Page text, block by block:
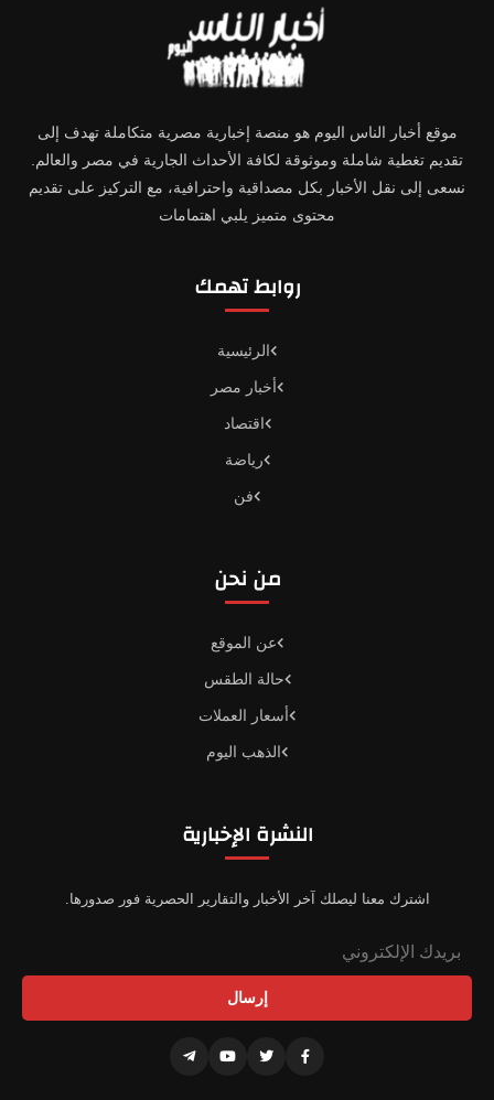
موقع أخبار الناس اليوم هو منصة إخبارية مصرية متكاملة تهدف إلى
تقديم تغطية شاملة وموثوقة لكافة الأحداث الجارية في مصر والعالم.
نسعى إلى نقل الأخبار بكل مصداقية واحترافية، مع التركيز على تقديم
محتوى متميز يلبي اهتمامات
روابط تهمك
الرئيسية
أخبار مصر
اقتصاد
رياضة
فن
من نحن
عن الموقع
حالة الطقس
أسعار العملات
الذهب اليوم
النشرة الإخبارية
اشترك معنا ليصلك آخر الأخبار والتقارير الحصرية فور صدورها.
إرسال